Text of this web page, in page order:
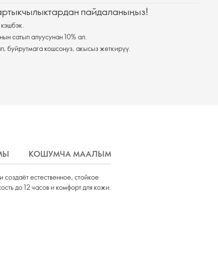
пайдаланыңыз!
сатып алуусунан 10% ал.
буйрутмага кошсоңуз, акысыз жеткирүү.
КОШУМЧА МААЛЫМАТ
естественное, стойкое
до 12 часов и комфорт для кожи.